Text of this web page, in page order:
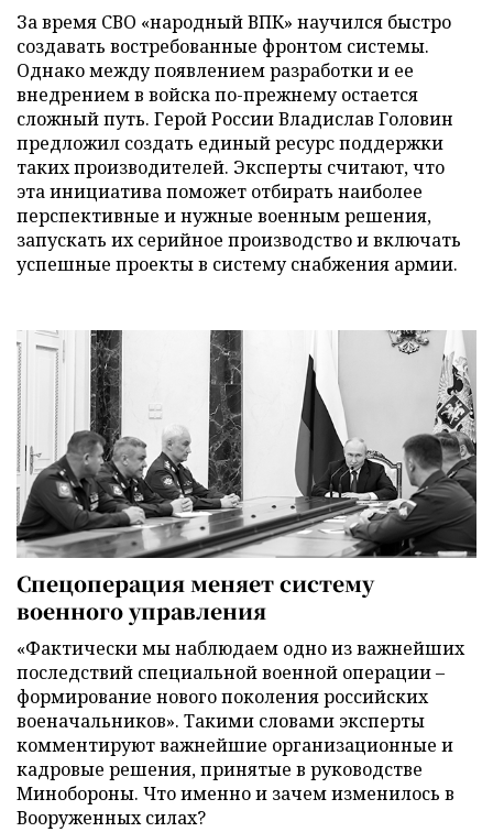
За время СВО «народный ВПК» научился быстро
создавать востребованные фронтом системы.
Однако между появлением разработки и ее
внедрением в войска по-прежнему остается
сложный путь. Герой России Владислав Головин
предложил создать единый ресурс поддержки
таких производителей. Эксперты считают, что
эта инициатива поможет отбирать наиболее
перспективные и нужные военным решения,
запускать их серийное производство и включать
успешные проекты в систему снабжения армии.
Спецоперация меняет систему
военного управления
«Фактически мы наблюдаем одно из важнейших
последствий специальной военной операции –
формирование нового поколения российских
военачальников». Такими словами эксперты
комментируют важнейшие организационные и
кадровые решения, принятые в руководстве
Минобороны. Что именно и зачем изменилось в
Вооруженных силах?